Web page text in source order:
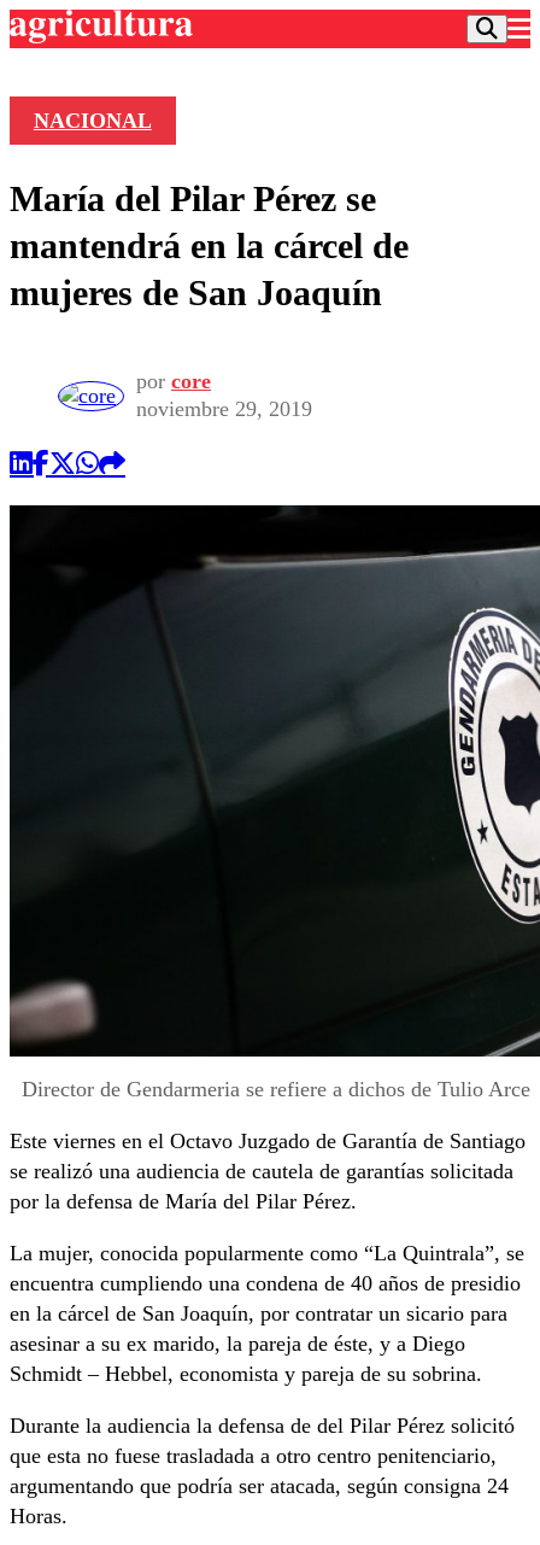
Frecuencias
Agricultura TV
Deportes
Colo Colo
Seleccion Chilena
Universidad de Chile
Entretención
Economía
Sustentabilidad
Publicaciones en medios
Opinión
NACIONAL
María del Pilar Pérez se
mantendrá en la cárcel de
mujeres de San Joaquín
por core
noviembre 29, 2019
Director de Gendarmeria se refiere a dichos de Tulio Arce
Este viernes en el Octavo Juzgado de Garantía de Santiago
se realizó una audiencia de cautela de garantías solicitada
por la defensa de María del Pilar Pérez.
La mujer, conocida popularmente como “La Quintrala”, se
encuentra cumpliendo una condena de 40 años de presidio
en la cárcel de San Joaquín, por contratar un sicario para
asesinar a su ex marido, la pareja de éste, y a Diego
Schmidt – Hebbel, economista y pareja de su sobrina.
Durante la audiencia la defensa de del Pilar Pérez solicitó
que esta no fuese trasladada a otro centro penitenciario,
argumentando que podría ser atacada, según consigna 24
Horas.